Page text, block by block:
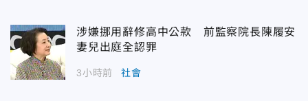
涉嫌挪用辭修高中公款 前監察院長陳履安
妻兒出庭全認罪
3小時前 社會